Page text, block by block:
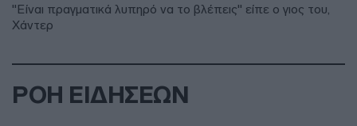
"Είναι πραγματικά λυπηρό να το βλέπεις" είπε ο γιος του,
Χάντερ
ΡΟΗ ΕΙΔΗΣΕΩΝ